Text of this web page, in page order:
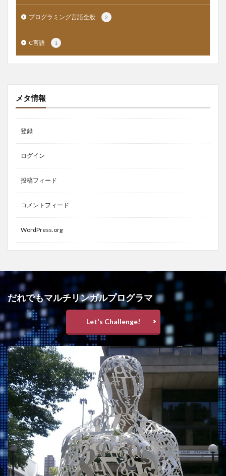
プログラミング言語全般 2
C言語 1
メタ情報
登録
ログイン
投稿フィード
コメントフィード
WordPress.org
だれでもマルチリンガルプログラマ
Let's Challenge!